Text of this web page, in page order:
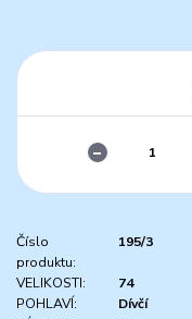
Číslo
produktu:
195/3
VELIKOSTI:
74
POHLAVÍ:
Dívčí